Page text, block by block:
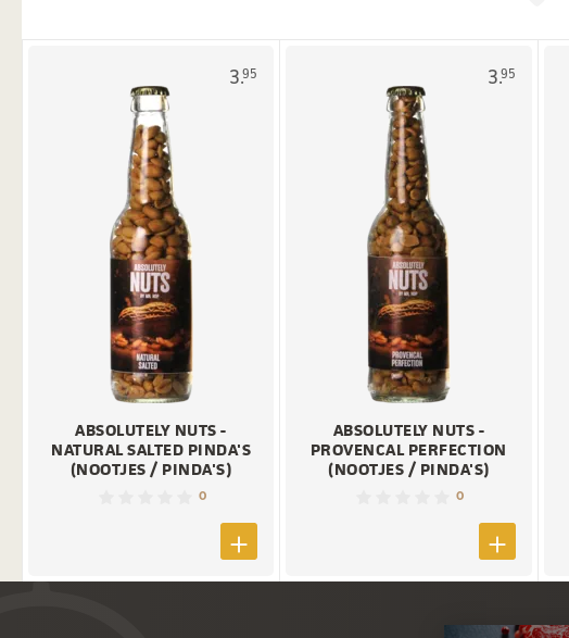
3.95
ABSOLUTELY NUTS -
NATURAL SALTED PINDA'S
(NOOTJES / PINDA'S)
0
3.95
ABSOLUTELY NUTS -
PROVENCAL PERFECTION
(NOOTJES / PINDA'S)
0